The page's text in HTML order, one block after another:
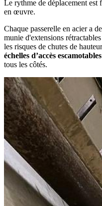
Le rythme de déplacement
en œuvre.
Chaque passerelle en acier a
munie d'extensions
les risques de chutes de
échelles d’accès escamotables
tous les côtés.